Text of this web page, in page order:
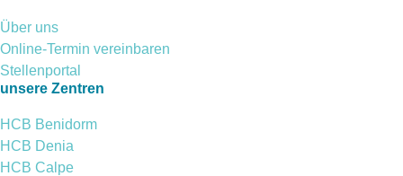
Über uns
Online-Termin vereinbaren
Stellenportal
unsere Zentren
HCB Benidorm
HCB Denia
HCB Calpe